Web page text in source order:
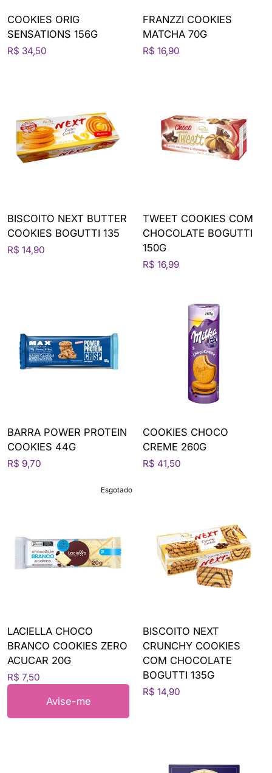
COOKIES ORIG
SENSATIONS 156G
R$ 34,50
FRANZZI COOKIES
MATCHA 70G
R$ 16,90
BISCOITO NEXT BUTTER
COOKIES BOGUTTI 135
R$ 14,90
TWEET COOKIES COM
CHOCOLATE BOGUTTI
150G
R$ 16,99
BARRA POWER PROTEIN
COOKIES 44G
R$ 9,70
COOKIES CHOCO
CREME 260G
R$ 41,50
Esgotado
LACIELLA CHOCO
BRANCO COOKIES ZERO
ACUCAR 20G
R$ 7,50
Avise-me
BISCOITO NEXT
CRUNCHY COOKIES
COM CHOCOLATE
BOGUTTI 135G
R$ 14,90